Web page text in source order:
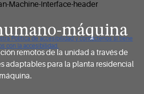
Política de accesibilidad y contáctenos si tiene
con la accesibilidad.
máquina
remotos de la unidad a través de
adaptables para la planta residencial